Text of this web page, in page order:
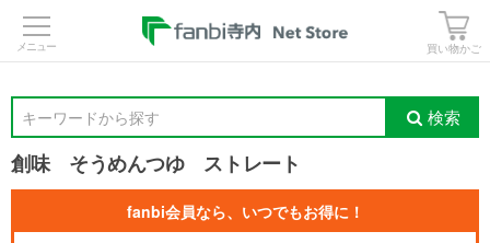
買い物かご
キーワードから探す 検索
創味 そうめんつゆ ストレート
fanbi会員なら、いつでもお得に！